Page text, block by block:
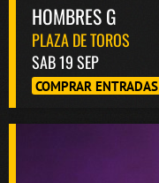
HOMBRES G
PLAZA DE TOROS
SAB 19 SEP
COMPRAR ENTRADAS